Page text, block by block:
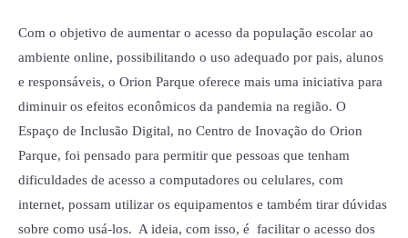
Com o objetivo de aumentar o acesso da população escolar ao
ambiente online, possibilitando o uso adequado por pais, alunos
e responsáveis, o Orion Parque oferece mais uma iniciativa para
diminuir os efeitos econômicos da pandemia na região. O
Espaço de Inclusão Digital, no Centro de Inovação do Orion
Parque, foi pensado para permitir que pessoas que tenham
dificuldades de acesso a computadores ou celulares, com
internet, possam utilizar os equipamentos e também tirar dúvidas
sobre como usá-los. A ideia, com isso, é facilitar o acesso dos
computadores
da
pandemia